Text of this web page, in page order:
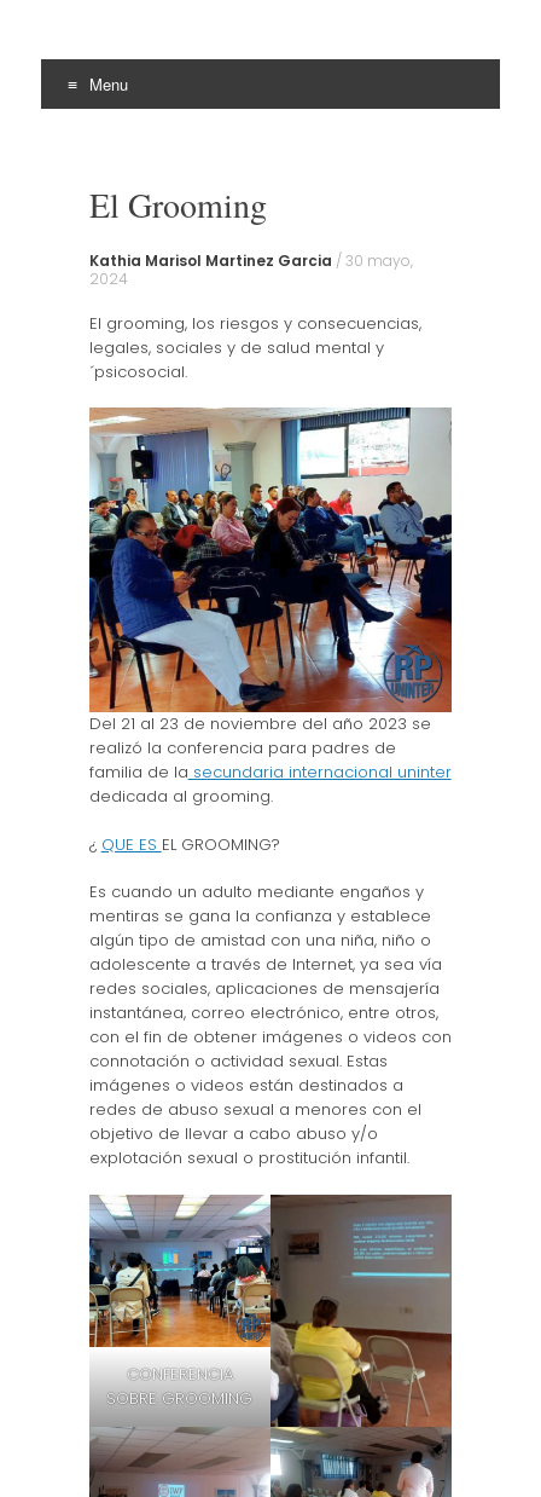
Menu
El Grooming
Kathia Marisol Martinez Garcia /30 mayo,
2024
El grooming, los riesgos y consecuencias,
legales, sociales y de salud mental y
´psicosocial.
Del 21 al 23 de noviembre del año 2023 se
realizó la conferencia para padres de
familia de la secundaria internacional uninter
dedicada al grooming.
¿ QUE ES EL GROOMING?
Es cuando un adulto mediante engaños y
mentiras se gana la confianza y establece
algún tipo de amistad con una niña, niño o
adolescente a través de Internet, ya sea vía
redes sociales, aplicaciones de mensajería
instantánea, correo electrónico, entre otros,
con el fin de obtener imágenes o videos con
connotación o actividad sexual. Estas
imágenes o videos están destinados a
redes de abuso sexual a menores con el
objetivo de llevar a cabo abuso y/o
explotación sexual o prostitución infantil.
CONFERENCIA
SOBRE GROOMING